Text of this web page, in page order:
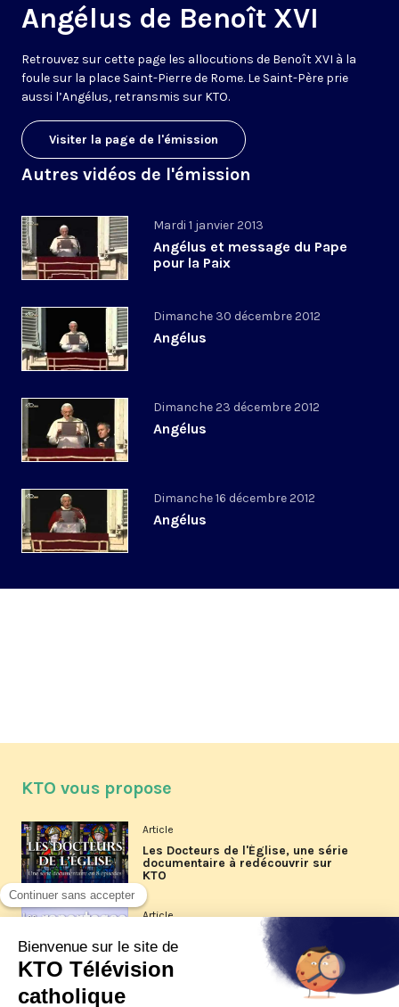
Angélus de Benoît XVI
Retrouvez sur cette page les allocutions de Benoît XVI à la
foule sur la place Saint-Pierre de Rome. Le Saint-Père prie
aussi l’Angélus, retransmis sur KTO.
Visiter la page de l'émission
Autres vidéos de l'émission
Mardi 1 janvier 2013
Angélus et message du Pape
pour la Paix
Dimanche 30 décembre 2012
Angélus
Dimanche 23 décembre 2012
Angélus
Dimanche 16 décembre 2012
Angélus
KTO vous propose
Article
Les Docteurs de l'Église, une série
documentaire à redécouvrir sur
KTO
Article
Les reportages d'été 2026 de KTO